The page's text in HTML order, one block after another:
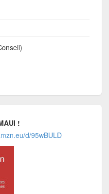
!
d/95wBULD